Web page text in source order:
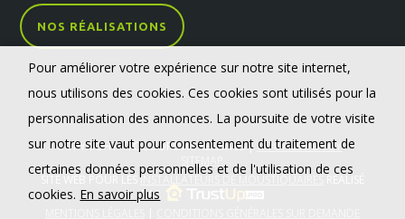
NOS RÉALISATIONS
COPYRIGHT - TOUS DROITS RÉSERVÉS | COOKIES POLICY-
SITEMAP
SITE WEB POUR LESINSTALLATEURS DE MOUSTIQUAIRES
PAR
Pour améliorer votre expérience sur notre site internet,
nous utilisons des cookies. Ces cookies sont utilisés pour la
personnalisation des annonces. La poursuite de votre visite
sur notre site vaut pour consentement du traitement de
certaines données personnelles et de l'utilisation de ces
cookies. En savoir plus